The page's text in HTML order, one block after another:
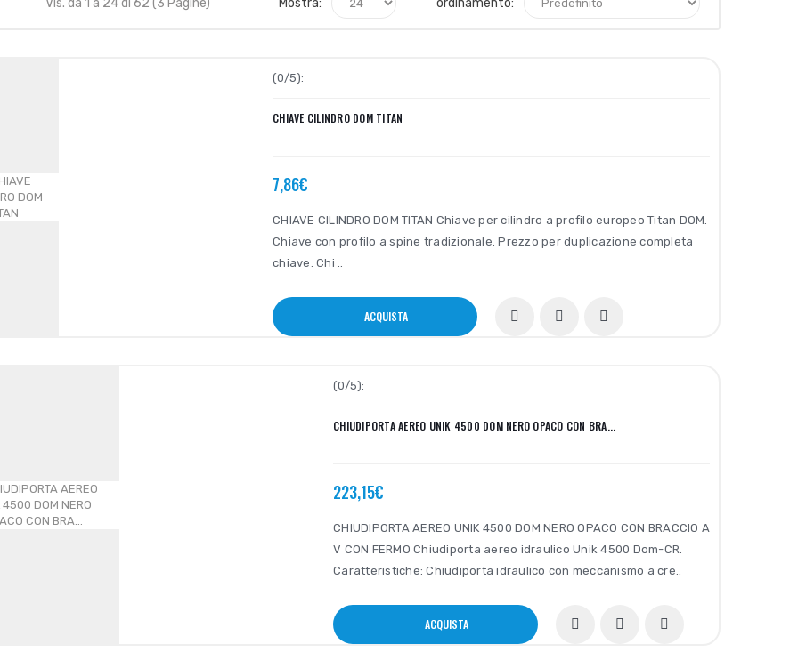
Vis. da 1 a 24 di 62 (3 Pagine) ordinamento:
Mostra:
(0/5):
CHIAVE CILINDRO DOM TITAN
7,86€
CHIAVE CILINDRO DOM TITAN Chiave per cilindro a profilo europeo Titan DOM.
Chiave con profilo a spine tradizionale. Prezzo per duplicazione completa
chiave. Chi ..
ACQUISTA
(0/5):
CHIUDIPORTA AEREO UNIK 4500 DOM NERO OPACO CON BRA...
223,15€
CHIUDIPORTA AEREO UNIK 4500 DOM NERO OPACO CON BRACCIO A
V CON FERMO Chiudiporta aereo idraulico Unik 4500 Dom-CR.
Caratteristiche: Chiudiporta idraulico con meccanismo a cre..
ACQUISTA